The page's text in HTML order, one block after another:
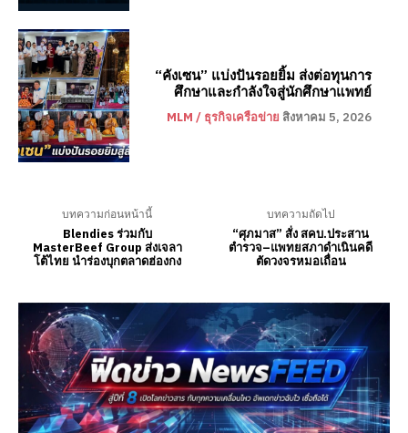
“คังเซน” แบ่งปันรอยยิ้ม ส่งต่อทุนการ
ศึกษาและกำลังใจสู่นักศึกษาแพทย์
MLM / ธุรกิจเครือข่าย สิงหาคม 5, 2026
บทความก่อนหน้านี้
Blendies ร่วมกับ
MasterBeef Group ส่งเจลา
โต้ไทย นำร่องบุกตลาดฮ่องกง
บทความถัดไป
“ศุภมาส” สั่ง สคบ.ประสาน
ตำรวจ–แพทยสภาดำเนินคดี
ตัดวงจรหมอเถื่อน